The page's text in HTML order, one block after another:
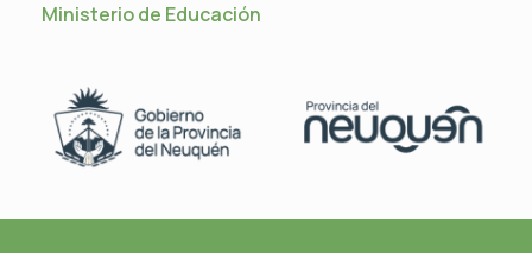
Ministerio de Educación